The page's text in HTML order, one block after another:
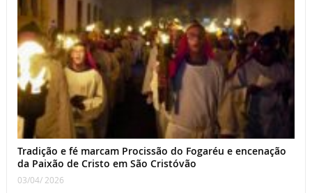
Tradição e fé marcam Procissão do Fogaréu e encenação
da Paixão de Cristo em São Cristóvão
03/04/ 2026